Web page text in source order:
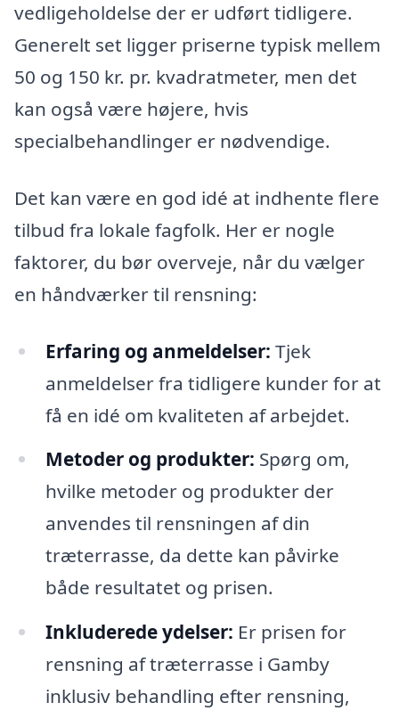
vedligeholdelse der er udført tidligere.
Generelt set ligger priserne typisk mellem
50 og 150 kr. pr. kvadratmeter, men det
kan også være højere, hvis
specialbehandlinger er nødvendige.
Det kan være en god idé at indhente flere
tilbud fra lokale fagfolk. Her er nogle
faktorer, du bør overveje, når du vælger
en håndværker til rensning:
Erfaring og anmeldelser: Tjek
anmeldelser fra tidligere kunder for at
få en idé om kvaliteten af arbejdet.
Metoder og produkter: Spørg om,
hvilke metoder og produkter der
anvendes til rensningen af din
træterrasse, da dette kan påvirke
både resultatet og prisen.
Inkluderede ydelser: Er prisen for
rensning af træterrasse i Gamby
inklusiv behandling efter rensning,